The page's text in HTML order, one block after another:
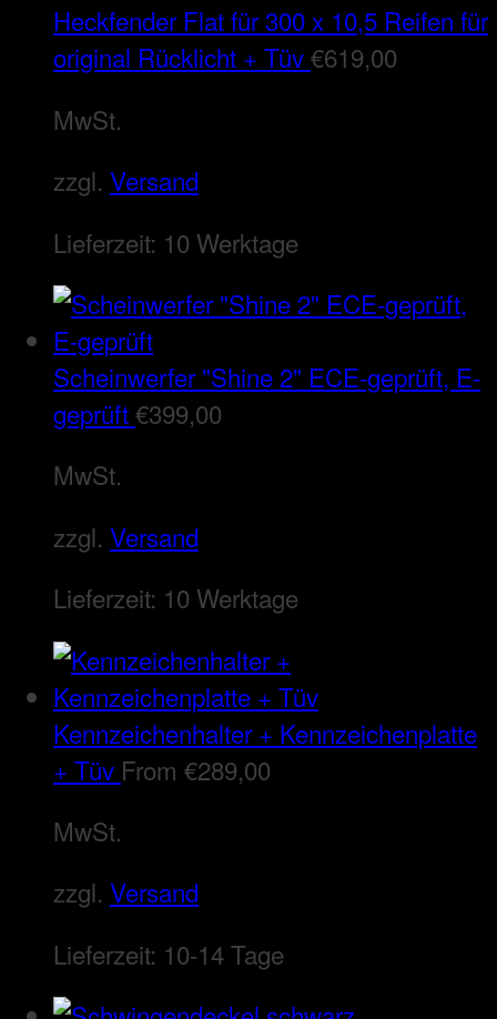
Heckfender Flat für 300 x 10,5 Reifen für
original Rücklicht + Tüv€619,00
MwSt.
zzgl. Versand
Lieferzeit: 10 Werktage
Scheinwerfer "Shine 2" ECE-geprüft, E-
geprüft€399,00
MwSt.
zzgl. Versand
Lieferzeit: 10 Werktage
Kennzeichenhalter + Kennzeichenplatte
+ Tüv From €289,00
MwSt.
zzgl. Versand
Lieferzeit: 10-14 Tage